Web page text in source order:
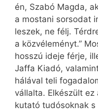
én, Szabó Magda,
a mostani sorsodat
leszek, ne félj.
a közvéleményt.”
hosszú ideje férje,
Jaffa Kiadó,
hálával teli
vállalta. Elkészült
kutató tudósoknak